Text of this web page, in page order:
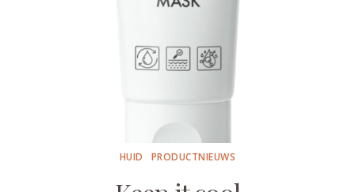
HUID PRODUCTNIEUWS